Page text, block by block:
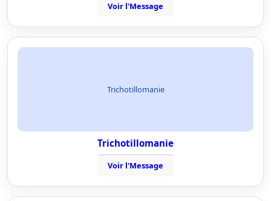
Voir l'Message
Trichotillomanie
Trichotillomanie
Voir l'Message